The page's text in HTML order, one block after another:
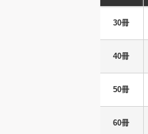
30冊
40冊
50冊
60冊